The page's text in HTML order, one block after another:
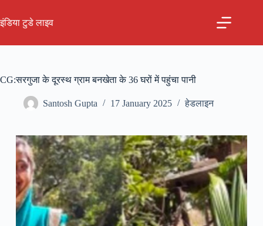
content
इंडिया टुडे लाइव
CG:सरगुजा के दूरस्थ ग्राम बनखेता के 36 घरों में पहुंचा पानी
Santosh Gupta 17 January 2025 हेडलाइन